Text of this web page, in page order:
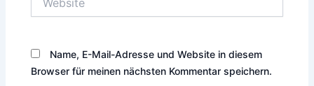
Name, E-Mail-Adresse und Website in diesem
Browser für meinen nächsten Kommentar speichern.